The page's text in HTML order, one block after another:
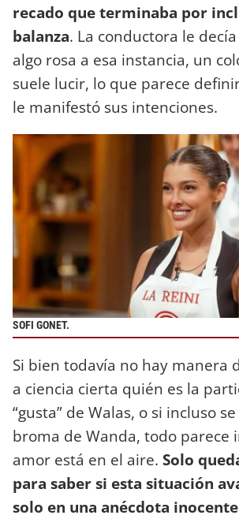
recado que terminaba por
balanza. La conductora le
algo rosa a esa instancia, un
suele lucir, lo que parece
le manifestó sus intenciones.
SOFI GONET.
Si bien todavía no hay manera
a ciencia cierta quién es la
“gusta” de Walas, o si incluso
broma de Wanda, todo parece
amor está en el aire. Solo
para saber si esta situación
solo en una anécdota